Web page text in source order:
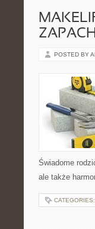
POSTED BY
Świadome
ale także
CATEGORIES: